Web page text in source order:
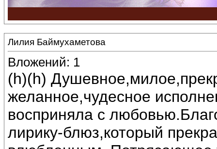
Лилия Баймухаметова
Вложений: 1
(h)(h)
желанное,чудесное
восприняла с
лирику-блюз,который